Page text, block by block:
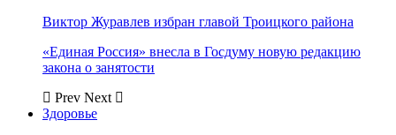
Виктор Журавлев избран главой Троицкого района
«Единая Россия» внесла в Госдуму новую редакцию
закона о занятости
Prev Next
Здоровье